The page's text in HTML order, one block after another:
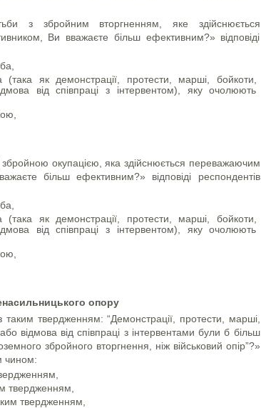
з збройним вторгненням, яке здійснюється
Ви вважаєте більш ефективним?» відповіді
як демонстрації, протести, марші, бойкоти,
від співпраці з інтервентом), яку очолюють
окупацією, яка здійснюється переважаючим
більш ефективним?» відповіді респондентів
як демонстрації, протести, марші, бойкоти,
від співпраці з інтервентом), яку очолюють
опору
таким твердженням: “Демонстрації, протести, марші,
відмова від співпраці з інтервентами були б більш
збройного вторгнення, ніж військовий опір”?»
чином:
твердженням,
твердженням,